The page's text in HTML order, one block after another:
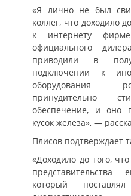
«Я лично не был
коллег, что доходило
к интернету
официального
приводили в
подключении к
оборудования
принудительно
обеспечение, и оно
кусок железа», —
Плисов подтверждает
«Доходило до того,
представительства
который